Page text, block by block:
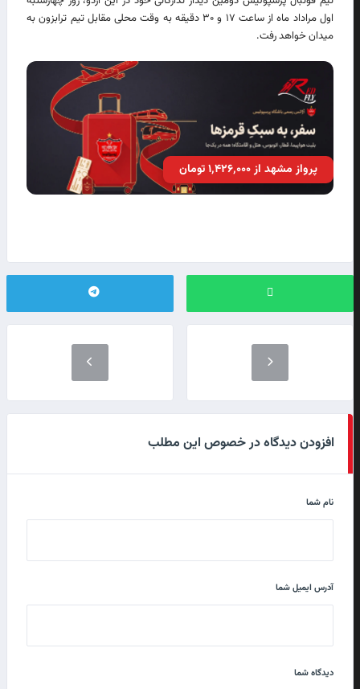
اول مراداد ماه از ساعت ۱۷ و ۳۰ دقیقه به وقت محلی مقابل تیم ترابزون به
میدان خواهد رفت.
پرواز مشهد از ۱٬۴۲۶٬۰۰۰ تومان
افزودن دیدگاه در خصوص این مطلب
نام شما
آدرس ایمیل شما
دیدگاه شما